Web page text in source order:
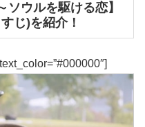
ソウルを駆ける恋】
じ)を紹介！